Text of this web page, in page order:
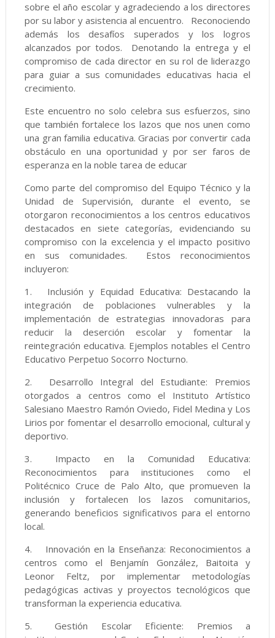
sobre el año escolar y agradeciendo a los directores
por su labor y asistencia al encuentro. Reconociendo
además los desafíos superados y los logros
alcanzados por todos. Denotando la entrega y el
compromiso de cada director en su rol de liderazgo
para guiar a sus comunidades educativas hacia el
crecimiento.
Este encuentro no solo celebra sus esfuerzos, sino
que también fortalece los lazos que nos unen como
una gran familia educativa. Gracias por convertir cada
obstáculo en una oportunidad y por ser faros de
esperanza en la noble tarea de educar
Como parte del compromiso del Equipo Técnico y la
Unidad de Supervisión, durante el evento, se
otorgaron reconocimientos a los centros educativos
destacados en siete categorías, evidenciando su
compromiso con la excelencia y el impacto positivo
en sus comunidades. Estos reconocimientos
incluyeron:
1.
Inclusión y Equidad Educativa: Destacando la
integración de poblaciones vulnerables y la
implementación de estrategias innovadoras para
reducir la deserción escolar y fomentar la
reintegración educativa. Ejemplos notables el Centro
Educativo Perpetuo Socorro Nocturno.
2.
Desarrollo Integral del Estudiante: Premios
otorgados a centros como el Instituto Artístico
Salesiano Maestro Ramón Oviedo, Fidel Medina y Los
Lirios por fomentar el desarrollo emocional, cultural y
deportivo.
3.
Impacto en la Comunidad Educativa:
Reconocimientos para instituciones como el
Politécnico Cruce de Palo Alto, que promueven la
inclusión y fortalecen los lazos comunitarios,
generando beneficios significativos para el entorno
local.
4.
Innovación en la Enseñanza: Reconocimientos a
centros como el Benjamín González, Baitoita y
Leonor Feltz, por implementar metodologías
pedagógicas activas y proyectos tecnológicos que
transforman la experiencia educativa.
5.
Gestión Escolar Eficiente: Premios a